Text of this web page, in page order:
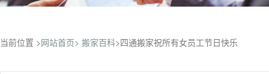
当前位置 >网站首页> 搬家百科>四通搬家祝所有女员工节日快乐